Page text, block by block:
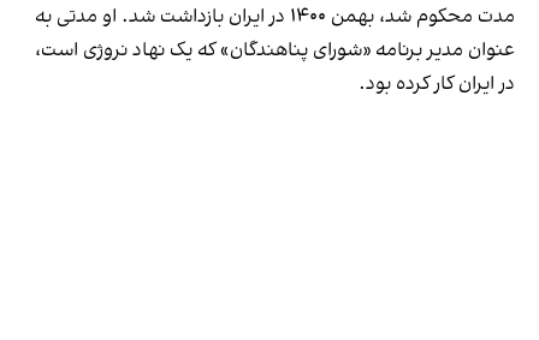
مدت محکوم شد، بهمن ۱۴۰۰ در ایران بازداشت شد. او مدتی به
عنوان مدیر برنامه «شورای پناهندگان» که یک نهاد نروژی است،
در ایران کار کرده بود.